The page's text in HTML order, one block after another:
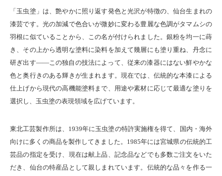
「玉虫塗」は、艶やかに照り返す発色と光沢が特徴の、仙台生まれの
漆芸です。光の加減で色合いが微妙に変わる豊麗な色調がタマムシの
羽根に似ていることから、この名が付けられました。銀粉を均一に蒔
き、その上から透明な塗料に染料を加えて幾層にも塗り重ね、丹念に
研ぎ出す――この独自の技法によって、従来の漆器にはない鮮やかな
色と奥行きのある輝きが生まれます。現在では、伝統的な本漆による
仕上げから現代の高機能塗料まで、用途や素材に応じて最適な塗りを
選択し、玉虫塗の表現領域を広げています。
東北工芸製作所は、1939年に玉虫塗の特許実施権を得て、国内・海外
向けに多くの商品を製作してきました。1985年には宮城県の伝統的工
芸品の指定を受け、現在は献上品、記念品などでも多数ご注文をいた
だき、仙台の特産品として親しまれています。伝統的な品々を作る一